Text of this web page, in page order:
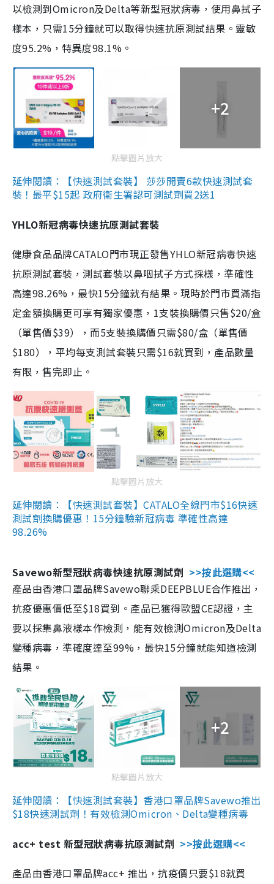
以檢測到Omicron及Delta等新型冠狀病毒，使用鼻拭子
樣本，只需15分鐘就可以取得快速抗原測試結果。靈敏
度95.2%，特異度98.1%。
+2
點擊圖片放大
延伸閱讀：【快速測試套裝】 莎莎開賣6款快速測試套
裝！最平$15起 政府衛生署認可測試劑買2送1
YHLO新冠病毒快速抗原測試套裝
健康食品品牌CATALO門市現正發售YHLO新冠病毒快速
抗原測試套裝，測試套裝以鼻咽拭子方式採樣，準確性
高達98.26%，最快15分鐘就有結果。現時於門市買滿指
定金額換購更可享有獨家優惠，1支裝換購價只售$20/盒
（單售價$39），而5支裝換購價只需$80/盒（單售價
$180），平均每支測試套裝只需$16就買到，產品數量
有限，售完即止。
點擊圖片放大
延伸閱讀：【快速測試套裝】CATALO全線門市$16快速
測試劑換購優惠！15分鐘驗新冠病毒 準確性高達
98.26%
Savewo新型冠狀病毒快速抗原測試劑 >>按此選購<<
產品由香港口罩品牌Savewo聯乘DEEPBLUE合作推出，
抗疫優惠價低至$18買到。產品已獲得歐盟CE認證，主
要以採集鼻液樣本作檢測，能有效檢測Omicron及Delta
變種病毒，準確度達至99%，最快15分鐘就能知道檢測
結果。
+2
點擊圖片放大
延伸閱讀：【快速測試套裝】香港口罩品牌Savewo推出
$18快速測試劑！有效檢測Omicron、Delta變種病毒
acc+ test 新型冠狀病毒抗原測試劑 >>按此選購<<
產品由香港口罩品牌acc+ 推出，抗疫價只要$18就買